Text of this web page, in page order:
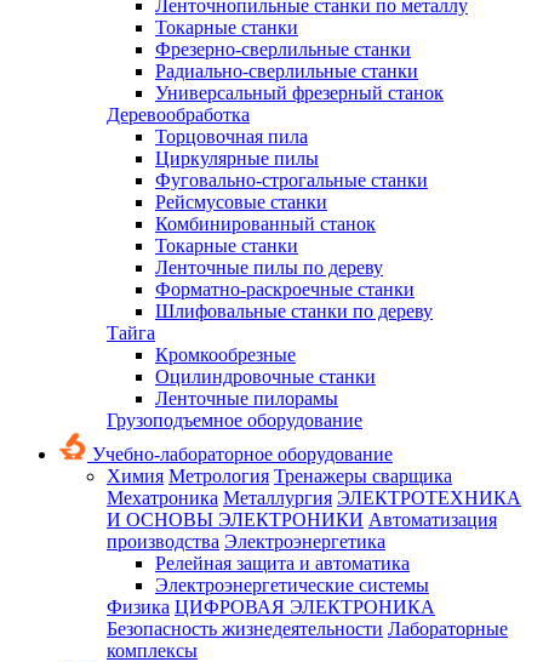
Ленточнопильные станки по металлу
Токарные станки
Фрезерно-сверлильные станки
Радиально-сверлильные станки
Универсальный фрезерный станок
Деревообработка
Торцовочная пила
Циркулярные пилы
Фуговально-строгальные станки
Рейсмусовые станки
Комбинированный станок
Токарные станки
Ленточные пилы по дереву
Форматно-раскроечные станки
Шлифовальные станки по дереву
Тайга
Кромкообрезные
Оцилиндровочные станки
Ленточные пилорамы
Грузоподъемное оборудование
Учебно-лабораторное оборудование
Химия Метрология Тренажеры сварщика
Мехатроника Металлургия ЭЛЕКТРОТЕХНИКА
И ОСНОВЫ ЭЛЕКТРОНИКИ Автоматизация
производства Электроэнергетика
Релейная защита и автоматика
Электроэнергетические системы
Физика ЦИФРОВАЯ ЭЛЕКТРОНИКА
Безопасность жизнедеятельности Лабораторные
комплексы